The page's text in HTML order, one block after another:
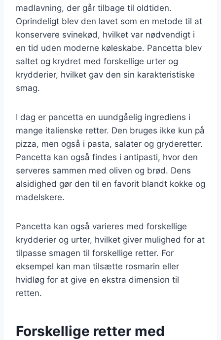
madlavning, der går tilbage til oldtiden.
Oprindeligt blev den lavet som en metode til at
konservere svinekød, hvilket var nødvendigt i
en tid uden moderne køleskabe. Pancetta blev
saltet og krydret med forskellige urter og
krydderier, hvilket gav den sin karakteristiske
smag.
I dag er pancetta en uundgåelig ingrediens i
mange italienske retter. Den bruges ikke kun på
pizza, men også i pasta, salater og gryderetter.
Pancetta kan også findes i antipasti, hvor den
serveres sammen med oliven og brød. Dens
alsidighed gør den til en favorit blandt kokke og
madelskere.
Pancetta kan også varieres med forskellige
krydderier og urter, hvilket giver mulighed for at
tilpasse smagen til forskellige retter. For
eksempel kan man tilsætte rosmarin eller
hvidløg for at give en ekstra dimension til
retten.
Forskellige retter med